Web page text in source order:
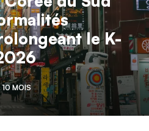
le K-
10 MOIS